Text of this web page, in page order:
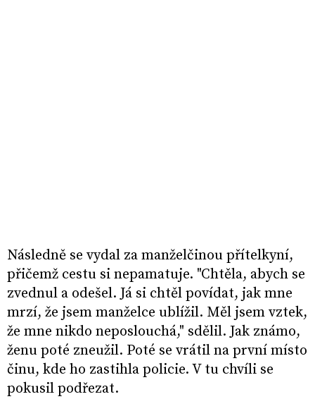
Následně se vydal za manželčinou přítelkyní,
přičemž cestu si nepamatuje. "Chtěla, abych se
zvednul a odešel. Já si chtěl povídat, jak mne
mrzí, že jsem manželce ublížil. Měl jsem vztek,
že mne nikdo neposlouchá," sdělil. Jak známo,
ženu poté zneužil. Poté se vrátil na první místo
činu, kde ho zastihla policie. V tu chvíli se
pokusil podřezat.